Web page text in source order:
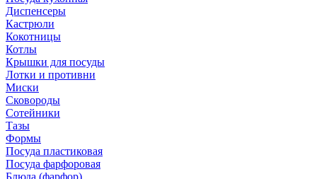
Диспенсеры
Кастрюли
Кокотницы
Котлы
Крышки для посуды
Лотки и противни
Миски
Сковороды
Сотейники
Тазы
Формы
Посуда пластиковая
Посуда фарфоровая
Блюда (фарфор)